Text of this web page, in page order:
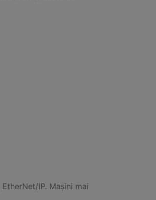
IP. Mașini mai